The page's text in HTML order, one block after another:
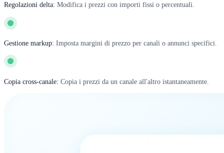
Regolazioni delta: Modifica i prezzi con importi fissi o percentuali.
Gestione markup: Imposta margini di prezzo per canali o annunci specifici.
Copia cross-canale: Copia i prezzi da un canale all'altro istantaneamente.